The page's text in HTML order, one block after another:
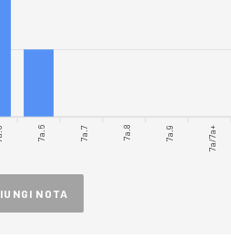
7a.6 7a.7 7a.8 7a.9 7a/7a+
NOTA